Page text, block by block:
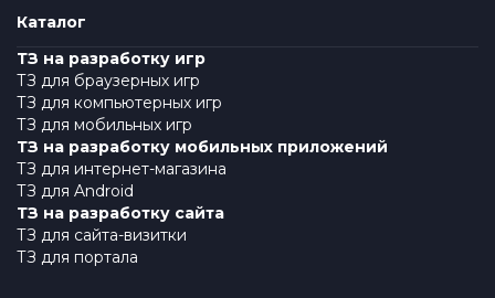
Каталог
ТЗ на разработку игр
ТЗ для браузерных игр
ТЗ для компьютерных игр
ТЗ для мобильных игр
ТЗ на разработку мобильных приложений
ТЗ для интернет-магазина
ТЗ для Android
ТЗ на разработку сайта
ТЗ для сайта-визитки
ТЗ для портала